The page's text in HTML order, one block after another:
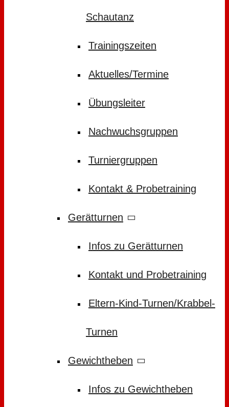
Schautanz
Trainingszeiten
Aktuelles/Termine
Übungsleiter
Nachwuchsgruppen
Turniergruppen
Kontakt & Probetraining
Gerätturnen
Infos zu Gerätturnen
Kontakt und Probetraining
Eltern-Kind-Turnen/Krabbel-
Turnen
Gewichtheben
Infos zu Gewichtheben